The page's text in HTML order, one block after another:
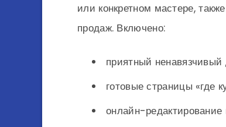
или конкретном мастере,
продаж. Включено:
приятный ненавязчивый
готовые страницы «где
онлайн-